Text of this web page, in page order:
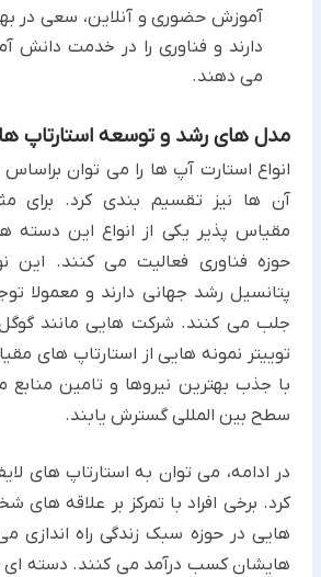
آموزش حضوری و آنلاین، سعی در
دارند و فناوری را در خدمت دانش
می دهند.
مدل های رشد و توسعه استارتاپ ها
انواع استارت آپ ها را می توان
آن ها نیز تقسیم بندی کرد. برای
مقیاس پذیر یکی از انواع این دسته
حوزه فناوری فعالیت می کنند. این
پتانسیل رشد جهانی دارند و معمولا
جلب می کنند. شرکت هایی مانند
توییتر نمونه هایی از استارتاپ های
با جذب بهترین نیروها و تامین منابع
سطح بین المللی گسترش یابند.
در ادامه، می توان به استارتاپ های
کرد. برخی افراد با تمرکز بر علاقه های
هایی در حوزه سبک زندگی راه اندازی
هایشان کسب درآمد می کنند. دسته ای